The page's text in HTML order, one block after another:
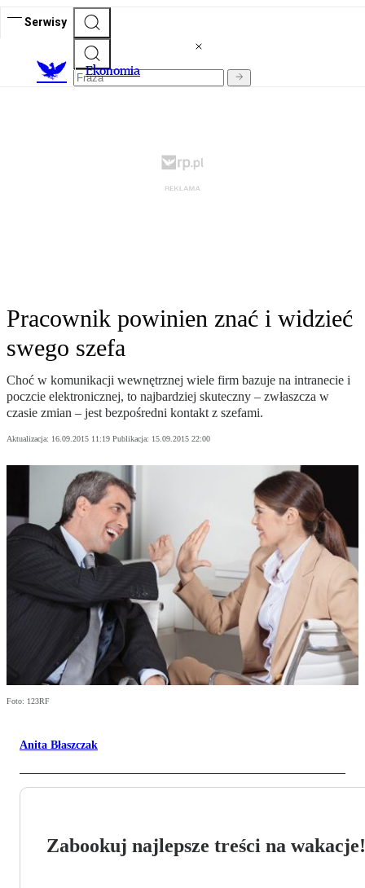
Serwisy
Ekonomia
Pracownik powinien znać i widzieć
swego szefa
Choć w komunikacji wewnętrznej wiele firm bazuje na intranecie i
poczcie elektronicznej, to najbardziej skuteczny – zwłaszcza w
czasie zmian – jest bezpośredni kontakt z szefami.
Aktualizacja: 16.09.2015 11:19 Publikacja: 15.09.2015 22:00
Foto: 123RF
Anita Błaszczak
Zabookuj najlepsze treści na wakacje!